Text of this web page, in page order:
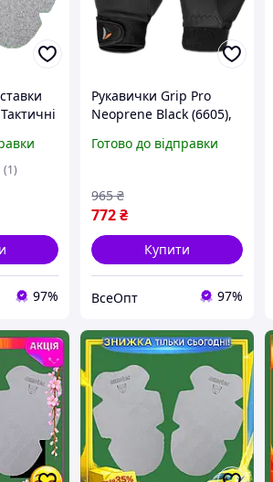
см,
(1)
97%
Рукавички Grip Pro
Neoprene Black (6605),
еластичні для
з антиковзаючою
долонею
Готово до відправки
772₴
965 ₴
Купити
ВсеОпт 97%